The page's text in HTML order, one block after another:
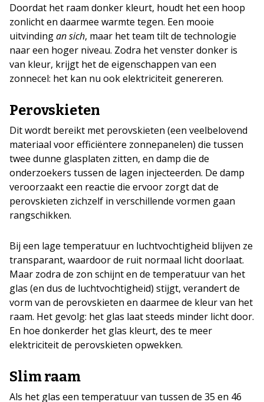
Doordat het raam donker kleurt, houdt het een hoop
zonlicht en daarmee warmte tegen. Een mooie
uitvindingan sich, maar het team tilt de technologie
naar een hoger niveau. Zodra het venster donker is
van kleur, krijgt het de eigenschappen van een
zonnecel: het kan nu ook elektriciteit genereren.
Perovskieten
Dit wordt bereikt met perovskieten (een veelbelovend
materiaal voor efficiëntere zonnepanelen) die tussen
twee dunne glasplaten zitten, en damp die de
onderzoekers tussen de lagen injecteerden. De damp
veroorzaakt een reactie die ervoor zorgt dat de
perovskieten zichzelf in verschillende vormen gaan
rangschikken.
Bij een lage temperatuur en luchtvochtigheid blijven ze
transparant, waardoor de ruit normaal licht doorlaat.
Maar zodra de zon schijnt en de temperatuur van het
glas (en dus de luchtvochtigheid) stijgt, verandert de
vorm van de perovskieten en daarmee de kleur van het
raam. Het gevolg: het glas laat steeds minder licht door.
En hoe donkerder het glas kleurt, des te meer
elektriciteit de perovskieten opwekken.
Slim raam
Als het glas een temperatuur van tussen de 35 en 46